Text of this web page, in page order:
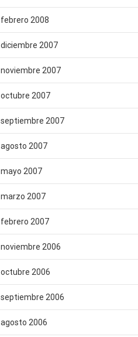
febrero 2008
diciembre 2007
noviembre 2007
octubre 2007
septiembre 2007
agosto 2007
mayo 2007
marzo 2007
febrero 2007
noviembre 2006
octubre 2006
septiembre 2006
agosto 2006